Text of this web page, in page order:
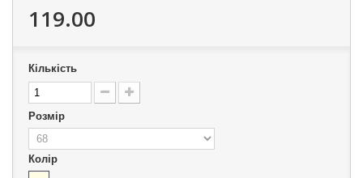
119.00
Кількість
Розмір
Колір